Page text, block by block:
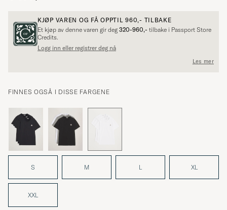
KJØP VAREN OG FÅ OPPTIL960,- TILBAKE
Et kjøp av denne varen gir deg 320-960,- tilbake i Passport Store
Credits.
Logg inn eller registrer deg nå
Les mer
FINNES OGSÅ I DISSE FARGENE
S M L XL
XXL